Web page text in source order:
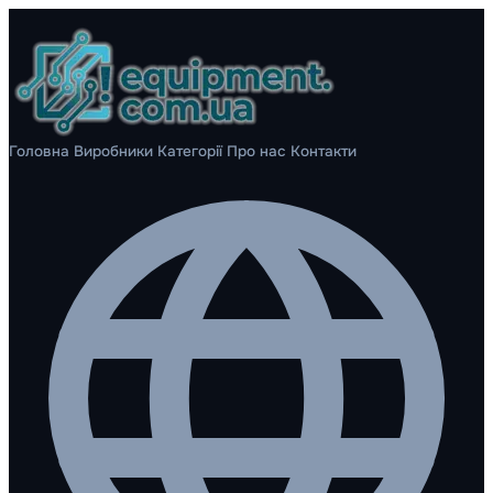
Головна Виробники Категорії Про нас Контакти